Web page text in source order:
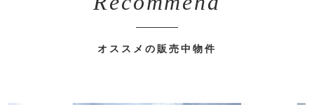
オススメの販売中物件